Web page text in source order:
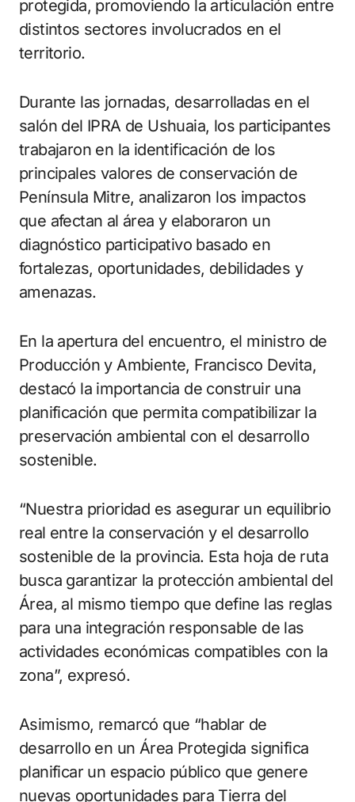
protegida, promoviendo la articulación entre
distintos sectores involucrados en el
territorio.
Durante las jornadas, desarrolladas en el
salón del IPRA de Ushuaia, los participantes
trabajaron en la identificación de los
principales valores de conservación de
Península Mitre, analizaron los impactos
que afectan al área y elaboraron un
diagnóstico participativo basado en
fortalezas, oportunidades, debilidades y
amenazas.
En la apertura del encuentro, el ministro de
Producción y Ambiente, Francisco Devita,
destacó la importancia de construir una
planificación que permita compatibilizar la
preservación ambiental con el desarrollo
sostenible.
“Nuestra prioridad es asegurar un equilibrio
real entre la conservación y el desarrollo
sostenible de la provincia. Esta hoja de ruta
busca garantizar la protección ambiental del
Área, al mismo tiempo que define las reglas
para una integración responsable de las
actividades económicas compatibles con la
zona”, expresó.
Asimismo, remarcó que “hablar de
desarrollo en un Área Protegida significa
planificar un espacio público que genere
nuevas oportunidades para Tierra del